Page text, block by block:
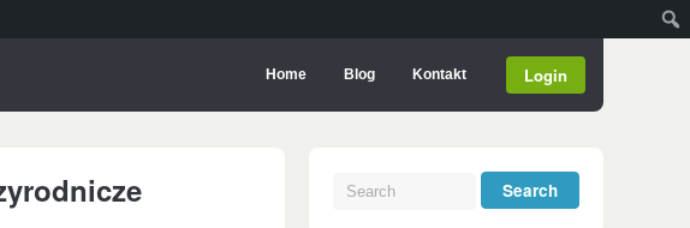
Home Blog Kontakt Login